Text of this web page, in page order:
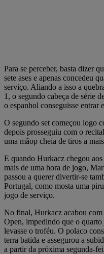
Para se perceber, basta dizer
sete ases e apenas concedeu
serviço. Aliando a isso a
1, o segundo cabeça de série
o espanhol conseguisse entrar
O segundo set começou logo
depois prosseguiu com o
uma mãop cheia de tiros a
E quando Hurkacz chegou
mais de uma hora de jogo,
passou a querer divertir-se
Portugal, como mosta uma
jogo de serviço.
No final, Hurkacz acabou com
Open, impedindo que o
levasse o troféu. O polaco
terra batida e assegurou a
a partir da próxima segunda-